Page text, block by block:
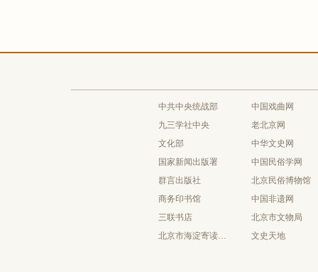
中共中央统战部
九三学社中央
文化部
国家新闻出版署
群言出版社
商务印书馆
三联书店
北京市海淀寄读学校
中国戏曲网
老北京网
中华文史网
中国民俗学网
北京民俗博物馆
中国非遗网
北京市文物局
文史天地